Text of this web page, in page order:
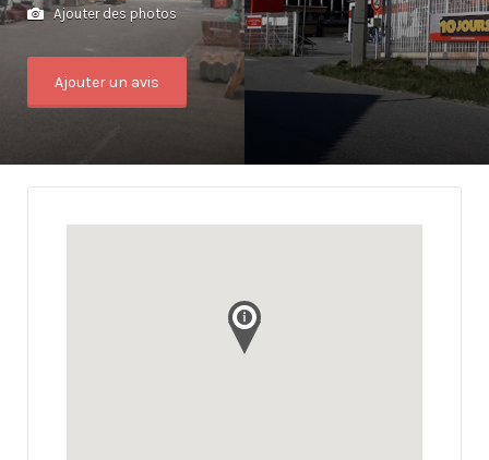
Ajouter des photos
Ajouter un avis